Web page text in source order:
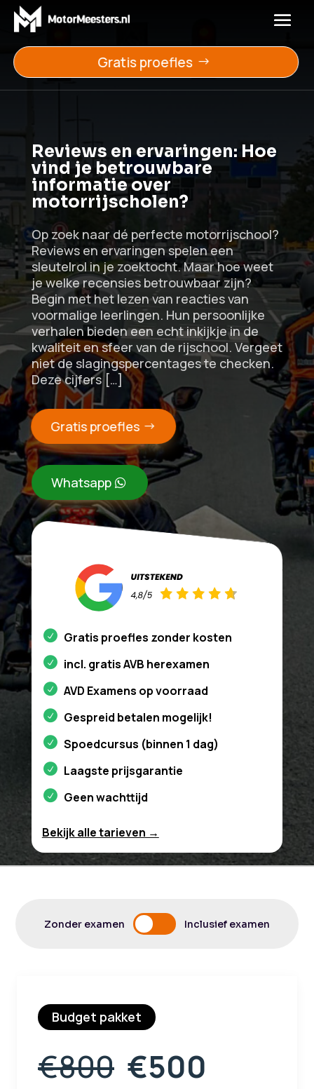
Gratis proefles
Reviews en ervaringen: Hoe
vind je betrouwbare
informatie over
motorrijscholen?
Op zoek naar dé perfecte motorrijschool?
Reviews en ervaringen spelen een
sleutelrol in je zoektocht. Maar hoe weet
je welke recensies betrouwbaar zijn?
Begin met het lezen van reacties van
voormalige leerlingen. Hun persoonlijke
verhalen bieden een echt inkijkje in de
kwaliteit en sfeer van de rijschool. Vergeet
niet de slagingspercentages te checken.
Deze cijfers […]
Gratis proefles
Whatsapp
Gratis proefles zonder kosten
incl. gratis AVB herexamen
AVD Examens op voorraad
Gespreid betalen mogelijk!
Spoedcursus (binnen 1 dag)
Laagste prijsgarantie
Geen wachttijd
Bekijk alle tarieven →
Zonder examen Inclusief examen
Budget pakket
€800 €500